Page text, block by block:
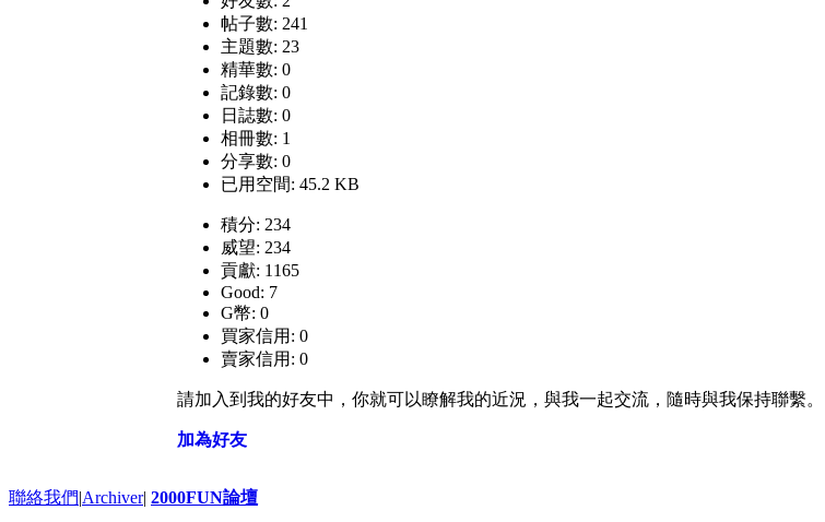
帖子數: 241
主題數: 23
精華數: 0
記錄數: 0
日誌數: 0
相冊數: 1
分享數: 0
已用空間: 45.2 KB
積分: 234
威望: 234
貢獻: 1165
Good: 7
G幣: 0
買家信用: 0
賣家信用: 0
請加入到我的好友中，你就可以瞭解我的近況，與我一起交流，隨時與我保持聯繫。
加為好友
聯絡我們|Archiver| 2000FUN論壇